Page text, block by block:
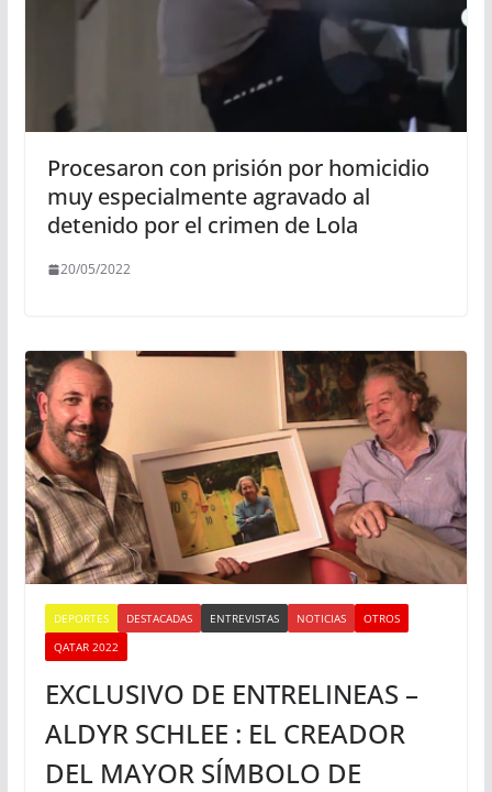
Procesaron con prisión por homicidio
muy especialmente agravado al
detenido por el crimen de Lola
20/05/2022
DEPORTES DESTACADAS ENTREVISTAS NOTICIAS
OTROS
QATAR 2022
EXCLUSIVO DE ENTRELINEAS –
ALDYR SCHLEE : EL CREADOR
DEL MAYOR SÍMBOLO DE